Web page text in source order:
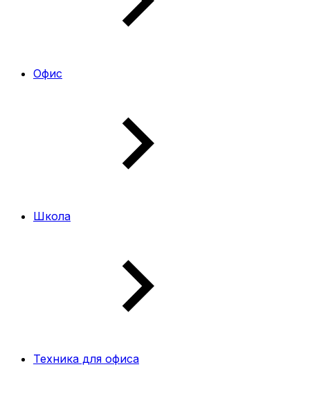
Офис
Школа
Техника для офиса